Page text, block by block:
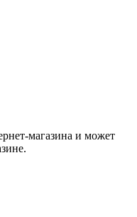
магазина и может